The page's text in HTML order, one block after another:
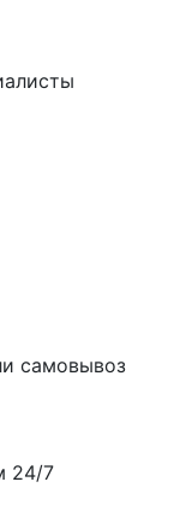
самовывоз
24/7